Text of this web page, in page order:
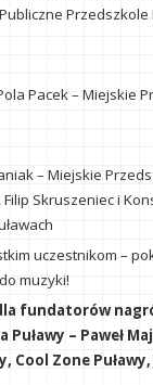
Publiczne
Pacek – Miejskie
– Miejskie
Filip Skruszeniec i
uczestnikom –
muzyki!
fundatorów
– Paweł Maj
Cool Zone Puławy,